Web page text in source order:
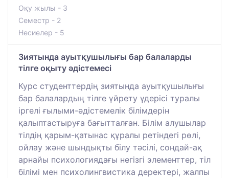
Оқу жылы - 3
Семестр - 2
Несиелер - 5
Зиятында ауытқушылығы бар балаларды
тілге оқыту әдістемесі
Курс студенттердің зиятында ауытқушылығы
бар балалардың тілге үйрету үдерісі туралы
іргелі ғылыми-әдістемелік білімдерін
қалыптастыруға бағытталған. Білім алушылар
тілдің қарым-қатынас құралы ретіндегі рөлі,
ойлау және шындықты білу тәсілі, сондай-ақ
арнайы психологиядағы негізгі элементтер, тіл
білімі мен психолингвистика деректері, жалпы